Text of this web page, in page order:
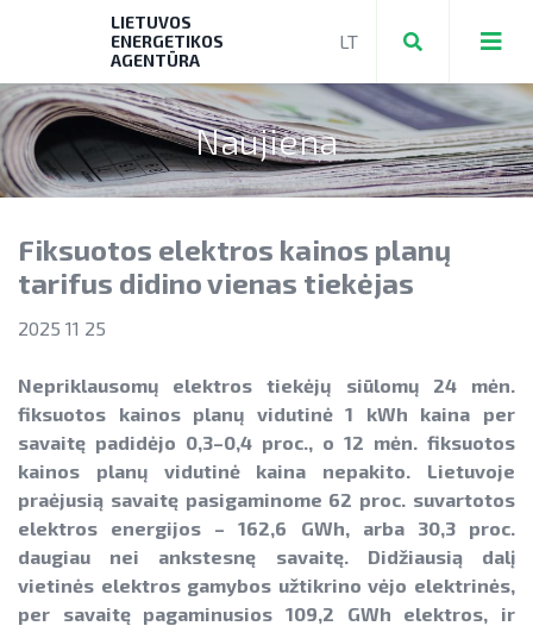
Teikti ir valdyti paraiškas bei mokėjimo
Mokėjimo prašymų formos, dokumentai
► KATILŲ KEITIMAS
► PARAMA ENERGIJOS KAUPIMO
ĮRENGINIAMS
► PARAMA SAULĖS ELEKTRINĖMS
SAUSUMOJE
Reklaminiai paveikslėliai (baneriai)
paramai viešinti
Aktuali AEI statistika
energijos kaupimo įrenginių kainos
Energetikos bendrijos
Jūrinės vėjo energetikos plėtra
Vandenilis
Pažangos skatinant AEI plėtrą
ataskaitos ir kiti dokumentai
NEKS veiksmų plano įgyvendinimo
stebėsena
Energetika išsamiai
Elektros energetikos sektorius
Gamtinių dujų sektorius
Degalų ir naftos sektorius
Informacija apie paslaugų teikimą
LIFE IP EnerLIT
LIETUVOS
ENERGETIKOS
AGENTŪRA
Naujiena
Fiksuotos elektros kainos planų
tarifus didino vienas tiekėjas
2025 11 25
Nepriklausomų elektros tiekėjų siūlomų 24 mėn.
fiksuotos kainos planų vidutinė 1 kWh kaina per
savaitę padidėjo 0,3–0,4 proc., o 12 mėn. fiksuotos
kainos planų vidutinė kaina nepakito. Lietuvoje
praėjusią savaitę pasigaminome 62 proc. suvartotos
elektros energijos – 162,6 GWh, arba 30,3 proc.
daugiau nei ankstesnę savaitę. Didžiausią dalį
vietinės elektros gamybos užtikrino vėjo elektrinės,
per savaitę pagaminusios 109,2 GWh elektros, ir